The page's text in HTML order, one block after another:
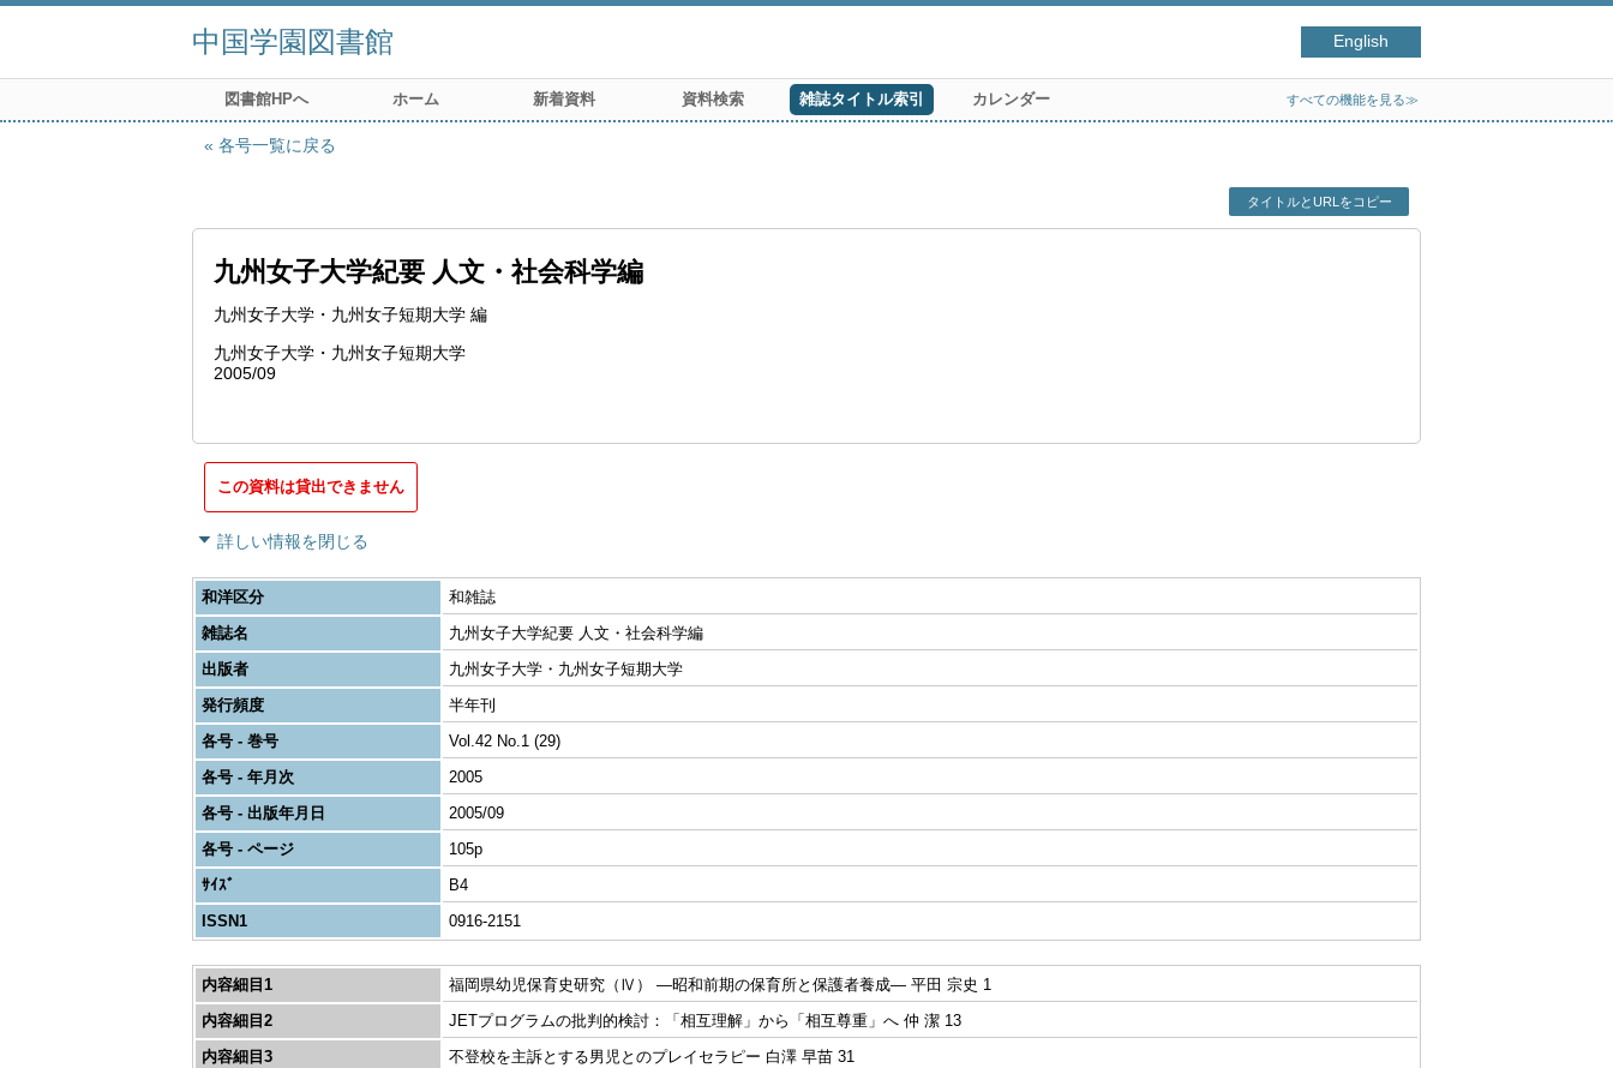
中国学園図書館 English
図書館HPへ ホーム 新着資料 資料検索 雑誌タイトル索引 カレンダー すべての機能を見る≫
各号一覧に戻る
タイトルとURLをコピー
九州女子大学紀要 人文・社会科学編
九州女子大学・九州女子短期大学 編
九州女子大学・九州女子短期大学
2005/09
この資料は貸出できません
詳しい情報を閉じる
和洋区分
和雑誌
雑誌名
九州女子大学紀要 人文・社会科学編
出版者
九州女子大学・九州女子短期大学
発行頻度
半年刊
各号 - 巻号
Vol.42 No.1 (29)
各号 - 年月次
2005
各号 - 出版年月日
2005/09
各号 - ページ
105p
ｻｲｽﾞ
B4
ISSN1
0916-2151
内容細目1
福岡県幼児保育史研究（Ⅳ） ―昭和前期の保育所と保護者養成― 平田 宗史 1
内容細目2
JETプログラムの批判的検討：「相互理解」から「相互尊重」へ 仲 潔 13
内容細目3
不登校を主訴とする男児とのプレイセラピー 白澤 早苗 31